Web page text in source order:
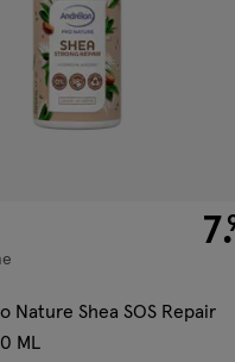
€7.
Nature Shea SOS Repair
ML